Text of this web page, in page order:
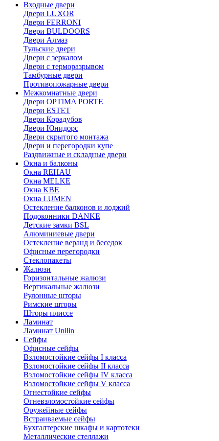
Входные двери
Двери LUXOR
Двери FERRONI
Двери BULDOORS
Двери Алмаз
Тульские двери
Двери с зеркалом
Двери с терморазрывом
Тамбурные двери
Противопожарные двери
Межкомнатные двери
Двери OPTIMA PORTE
Двери ESTET
Двери Корадубов
Двери Юнидорс
Двери скрытого монтажа
Двери и перегородки купе
Раздвижные и складные двери
Окна и балконы
Окна REHAU
Окна MELKE
Окна KBE
Окна LUMEN
Остекление балконов и лоджий
Подоконники DANKE
Детские замки BSL
Алюминиевые двери
Остекление веранд и беседок
Офисные перегородки
Стеклопакеты
Жалюзи
Горизонтальные жалюзи
Вертикальные жалюзи
Рулонные шторы
Римские шторы
Шторы плиссе
Ламинат
Ламинат Unilin
Сейфы
Офисные сейфы
Взломостойкие сейфы I класса
Взломостойкие сейфы II класса
Взломостойкие сейфы IV класса
Взломостойкие сейфы V класса
Огнестойкие сейфы
Огневзломостойкие сейфы
Оружейные сейфы
Встраиваемые сейфы
Бухгалтерские шкафы и картотеки
Металлические стеллажи